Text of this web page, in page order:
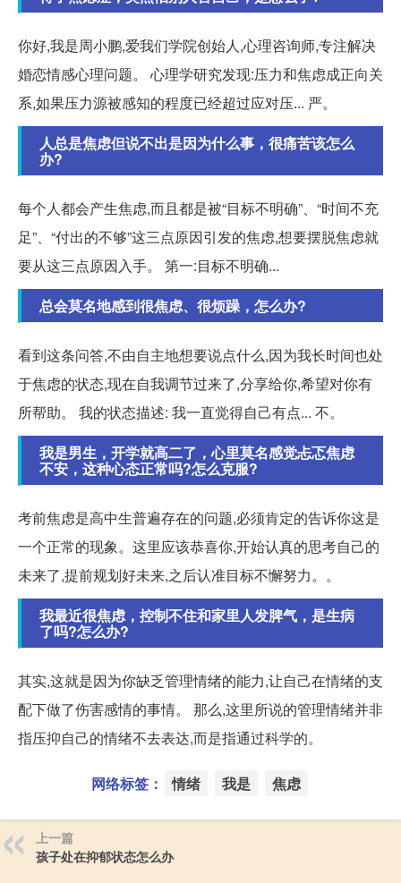
你好,我是周小鹏,爱我们学院创始人,心理咨询师,专注解决
婚恋情感心理问题。 心理学研究发现:压力和焦虑成正向关
系,如果压力源被感知的程度已经超过应对压... 严。
人总是焦虑但说不出是因为什么事，很痛苦该怎么
办?
每个人都会产生焦虑,而且都是被“目标不明确”、“时间不充
足”、“付出的不够”这三点原因引发的焦虑,想要摆脱焦虑就
要从这三点原因入手。 第一:目标不明确...
总会莫名地感到很焦虑、很烦躁，怎么办?
看到这条问答,不由自主地想要说点什么,因为我长时间也处
于焦虑的状态,现在自我调节过来了,分享给你,希望对你有
所帮助。 我的状态描述: 我一直觉得自己有点... 不。
我是男生，开学就高二了，心里莫名感觉忐忑焦虑
不安，这种心态正常吗?怎么克服?
考前焦虑是高中生普遍存在的问题,必须肯定的告诉你这是
一个正常的现象。这里应该恭喜你,开始认真的思考自己的
未来了,提前规划好未来,之后认准目标不懈努力。。
我最近很焦虑，控制不住和家里人发脾气，是生病
了吗?怎么办?
其实,这就是因为你缺乏管理情绪的能力,让自己在情绪的支
配下做了伤害感情的事情。 那么,这里所说的管理情绪并非
指压抑自己的情绪不去表达,而是指通过科学的。
网络标签： 情绪 我是 焦虑
上一篇
孩子处在抑郁状态怎么办